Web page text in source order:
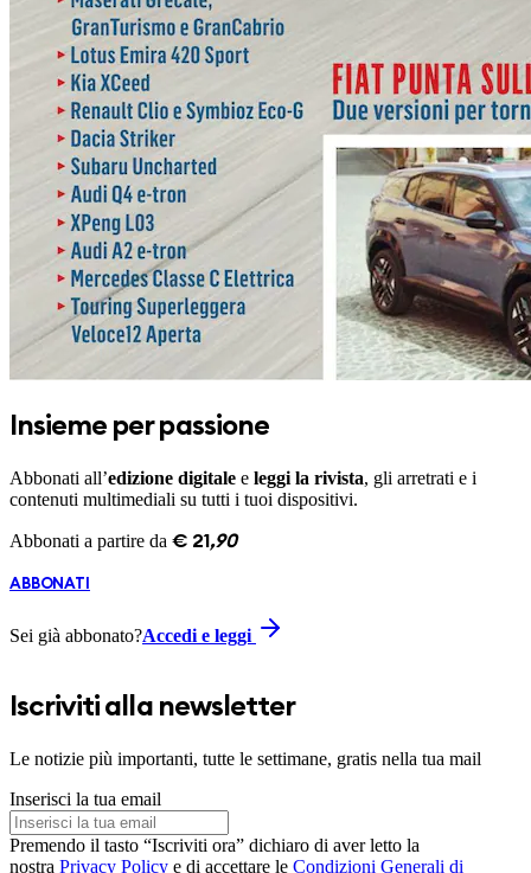
Insieme per passione
Abbonati all’edizione digitale e leggi la rivista, gli arretrati e i
contenuti multimediali su tutti i tuoi dispositivi.
Abbonati a partire da € 21 ,90
ABBONATI
Sei già abbonato?Accedi e leggi
Iscriviti alla newsletter
Le notizie più importanti, tutte le settimane, gratis nella tua mail
Inserisci la tua email
Premendo il tasto “Iscriviti ora” dichiaro di aver letto la
nostra Privacy Policy e di accettare le Condizioni Generali di